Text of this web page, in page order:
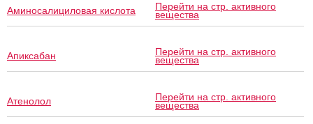
Аминосалициловая кислота Перейти на стр. активного
вещества
Апиксабан Перейти на стр. активного
вещества
Атенолол Перейти на стр. активного
вещества